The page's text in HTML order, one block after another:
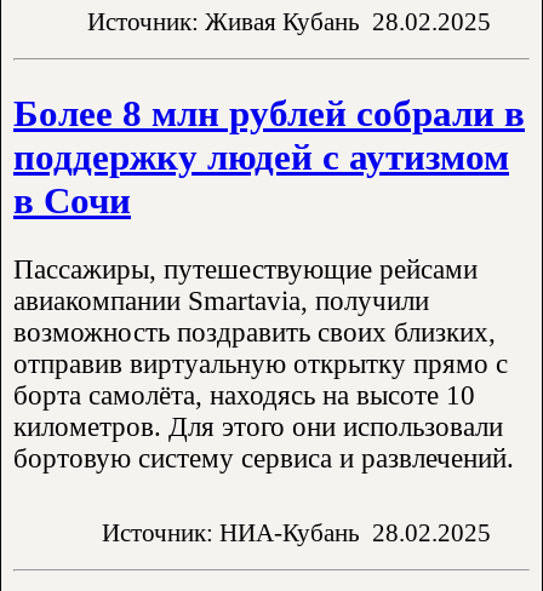
Источник: Живая Кубань 28.02.2025
Более 8 млн рублей собрали в
поддержку людей с аутизмом
в Сочи
Пассажиры, путешествующие рейсами
авиакомпании Smartavia, получили
возможность поздравить своих близких,
отправив виртуальную открытку прямо с
борта самолёта, находясь на высоте 10
километров. Для этого они использовали
бортовую систему сервиса и развлечений.
Источник: НИА-Кубань 28.02.2025